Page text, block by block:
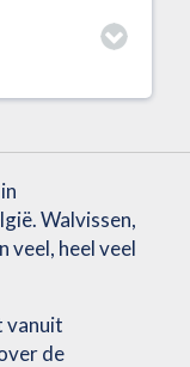
Walvissen,
veel, heel veel
vanuit
de